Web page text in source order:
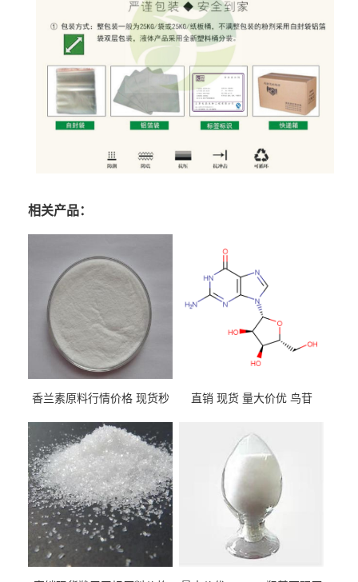
相关产品：
香兰素原料行情价格 现货秒
直销 现货 量大价优 鸟苷